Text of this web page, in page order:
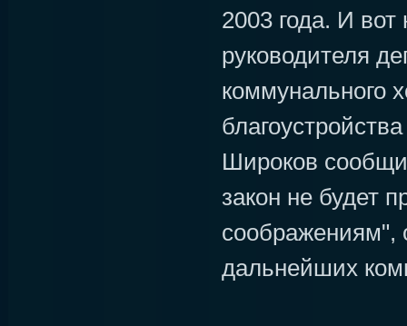
2003 года. И вот
руководителя
коммунального
Широков
закон не будет
соображениям",
дальнейших